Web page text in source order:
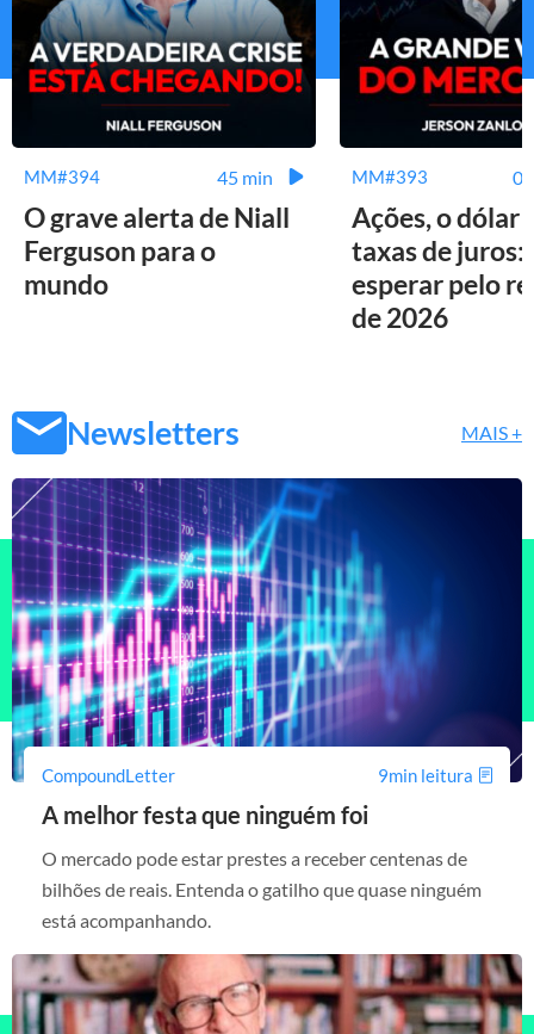
MM#394 45 min
O grave alerta de Niall
Ferguson para o
mundo
MM#393
Ações, o dólar
taxas de juros:
esperar pelo
de 2026
Newsletters MAIS +
CompoundLetter 9min leitura
A melhor festa que ninguém foi
O mercado pode estar prestes a receber centenas de
bilhões de reais. Entenda o gatilho que quase ninguém
está acompanhando.